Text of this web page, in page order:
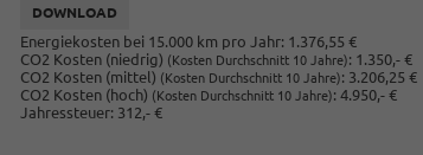
DOWNLOAD
Energiekosten bei 15.000 km pro Jahr: 1.376,55 €
CO2 Kosten (niedrig) (Kosten Durchschnitt 10 Jahre): 1.350,- €
CO2 Kosten (mittel) (Kosten Durchschnitt 10 Jahre): 3.206,25 €
CO2 Kosten (hoch) (Kosten Durchschnitt 10 Jahre): 4.950,- €
Jahressteuer: 312,- €